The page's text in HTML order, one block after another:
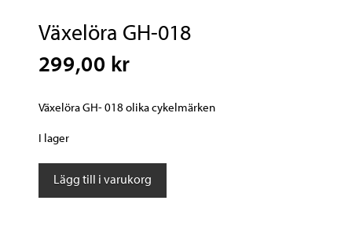
Växelöra GH-018
299,00 kr
Växelöra GH- 018 olika cykelmärken
I lager
Växelöra
Lägg till i varukorg